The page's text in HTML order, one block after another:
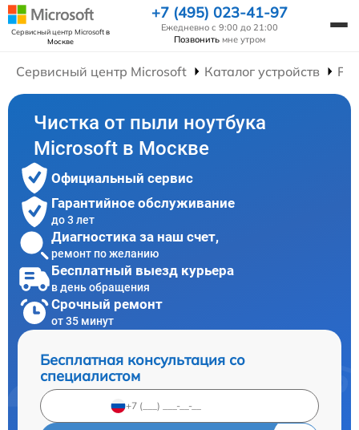
Сервисный центр Microsoftв
Москве
+7 (495) 023-41-97
Ежедневно с 9:00 до 21:00
Позвонить мне утром
Сервисный центр Microsoft Каталог устройств
Чистка от пыли ноутбука
Microsoft в Москве
Официальный сервис
Гарантийное обслуживание
до 3 лет
Диагностика за наш счет,
ремонт по желанию
Бесплатный выезд курьера
в день обращения
Срочный ремонт
от 35 минут
Бесплатная консультация со
специалистом